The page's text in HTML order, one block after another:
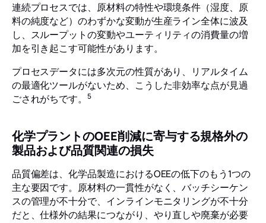
連続プロセスでは、原材料の特性や環境条件（湿度、原
料の純度など）のわずかな変動が生産ライン全体に波及
し、スループットの変動やユーティリティの消費量の増
加を引き起こす可能性があります。
プロセスデータには多次元の性質があり、リアルタイム
の最適化ツールがないため、こうした非効率な点が見過
ごされがちです。5
化学プラントのOEE削減に寄与する規格外の
製品および品質関連の損失
品質偏差は、化学品製造におけるOEEの低下のもう1つの
主な要因です。原材料の一貫性がなく、バッチシーケン
スの管理が不十分で、インラインモニタリングが不十分
だと、仕様外の結果につながり、やり直しや廃棄が必要